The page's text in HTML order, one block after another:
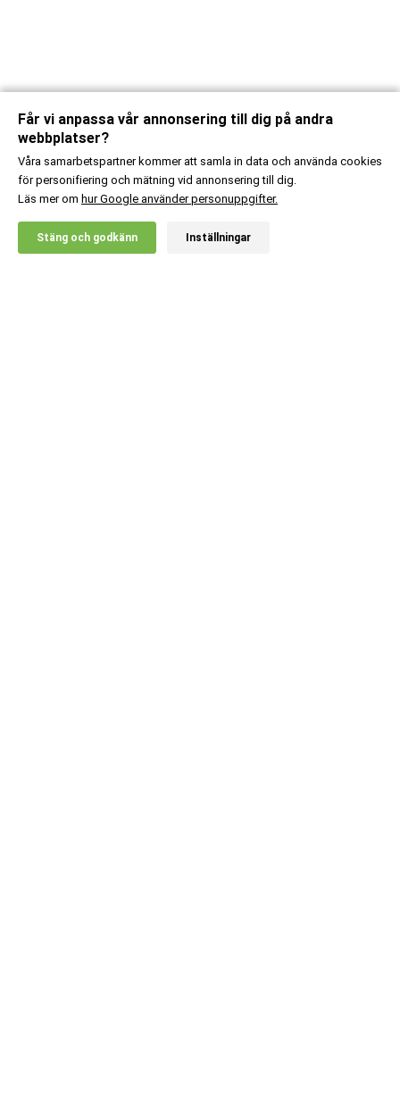
20% RABATT!
X
Får vi anpassa vår annonsering till dig på andra
webbplatser?
Våra samarbetspartner kommer att samla in data och använda cookies
för personifiering och mätning vid annonsering till dig.
Läs mer om hur Google använder personuppgifter.
Stäng och godkänn Inställningar